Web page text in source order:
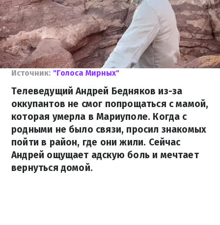
Источник: "Голоса Мирных"
Телеведущий Андрей Бедняков из-за
оккупантов не смог попрощаться с мамой,
которая умерла в Мариуполе. Когда с
родными не было связи, просил знакомых
пойти в район, где они жили. Сейчас
Андрей ощущает адскую боль и мечтает
вернуться домой.